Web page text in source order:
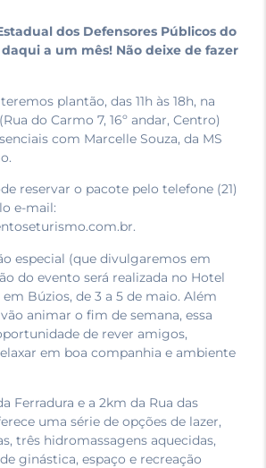
dos Defensores Públicos do
a um mês! Não deixe de fazer
plantão, das 11h às 18h, na
do Carmo 7, 16º andar, Centro)
com Marcelle Souza, da MS
reservar o pacote pelo telefone (21)
e-mail:
especial (que divulgaremos em
do evento será realizada no Hotel
Búzios, de 3 a 5 de maio. Além
animar o fim de semana, essa
de rever amigos,
em boa companhia e ambiente
Ferradura e a 2km da Rua das
uma série de opções de lazer,
três hidromassagens aquecidas,
ginástica, espaço e recreação